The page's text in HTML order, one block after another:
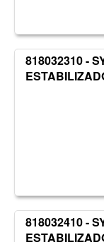
818032310 -
818032410 -